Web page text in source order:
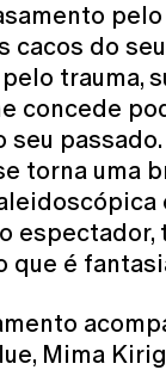
cacos do
trauma,
concede
seu
torna uma
espectador,
que é
Mima